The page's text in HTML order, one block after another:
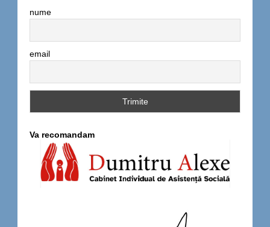
nume
email
Va recomandam